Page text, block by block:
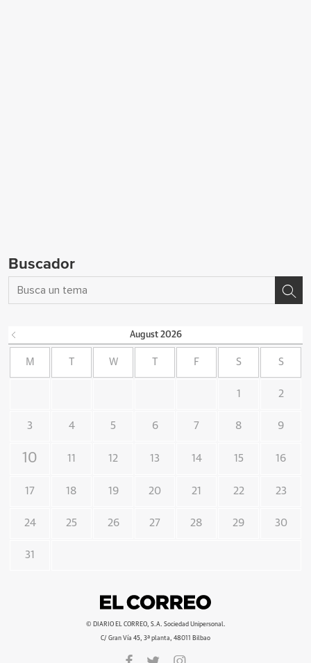
Buscador
August 2026
M W F S S
1 2
3 4 5 6 7 8 9
10 11 12 13 14 15 16
17 18 19 20 21 22 23
24 25 26 27 28 29 30
31
© DIARIO EL CORREO, S.A. Sociedad Unipersonal.
C/ Gran Vía 45, 3ª planta, 48011 Bilbao